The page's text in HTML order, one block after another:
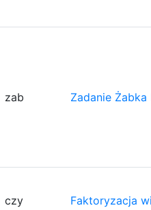
zab Zadanie Żabka
czy Faktoryzacja